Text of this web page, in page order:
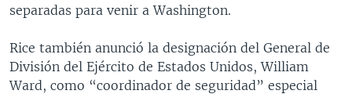
BRASIL
ENTRETENIMIENTO Y CULTURA
TECNOLOGÍA
DEPORTES
VIDEOS
FOTOGRAFÍA
AUDIOS
PROGRAMAS TV
EL MUNDO AL DÍA
FORO INTERAMERICANO
RADIO
AVANCE INFORMATIVO
DIRECT
separadas para venir a Washington.
Rice también anunció la designación del General de
División del Ejército de Estados Unidos, William
Ward, como “coordinador de seguridad” especial